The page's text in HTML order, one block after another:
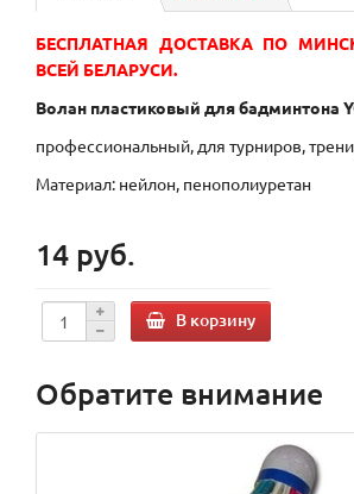
БЕСПЛАТНАЯ ДОСТАВКА ПО
ВСЕЙ БЕЛАРУСИ.
Волан пластиковый для бадминтона
профессиональный, для турниров,
Материал: нейлон, пенополиуретан
14 руб.
В корзину
Обратите внимание